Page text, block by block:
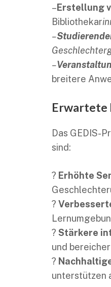
–Erstellung
Bibliothekar
–
–
breitere
Erwartete
Das GEDIS-
sind:
? Erhöhte
?
? Stärkere
und
?
unterstützen